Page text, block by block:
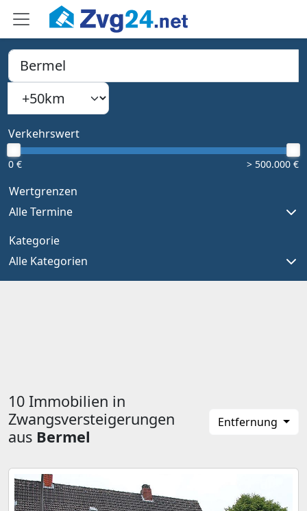
PLZ, Ort oder Bundesland
Type 1 or more characters for results.
Suchradius
Verkehrswert
0 € > 500.000 €
Wertgrenzen
Alle Termine
Kategorie
Alle Kategorien
10 Immobilien in
Zwangsversteigerungen
aus Bermel
Entfernung